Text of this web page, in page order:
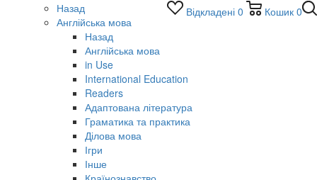
Відкладені 0 Кошик 0
Назад
Англійська мова
Назад
Англійська мова
in Use
International Education
Readers
Адаптована література
Граматика та практика
Ділова мова
Ігри
Інше